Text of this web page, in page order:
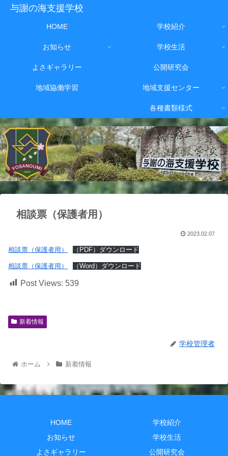
与謝の海支援学校
HOME 学校紹介
お知らせ 学校生活
よさギャラリー 公開研究会
地域協働学習 地域支援センター
各種書類様式
相談票（保護者用）
2023.02.07
相談票（保護者用） （PDF）ダウンロード
相談票（保護者用） （Word）ダウンロード
Post Views: 539
新着情報
学校管理者
ホーム 新着情報
HOME
学校紹介
お知らせ
学校生活
よさギャラリー
公開研究会